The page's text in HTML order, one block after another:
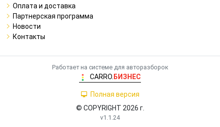
Оплата и доставка
Партнерская программа
Новости
Контакты
Работает на системе для авторазборок
CARRO. БИЗНЕС
Полная версия
© COPYRIGHT 2026 г.
v1.1.24